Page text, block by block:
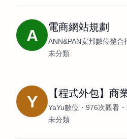
A 電商網站規劃
ANN&PAN安邦數位整合
未分類
Y 【程式外包】商
YaYu數位 976次觀看
未分類